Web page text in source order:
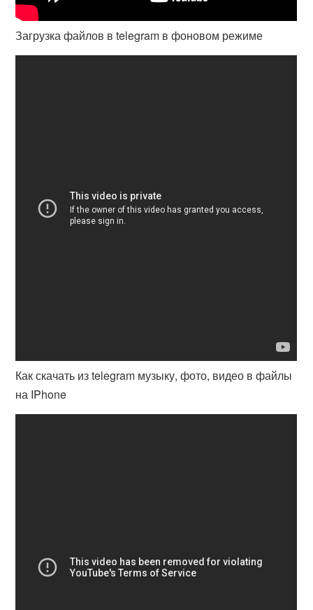
Загрузка файлов в telegram в фоновом режиме
Как скачать из telegram музыку, фото, видео в файлы
на IPhone